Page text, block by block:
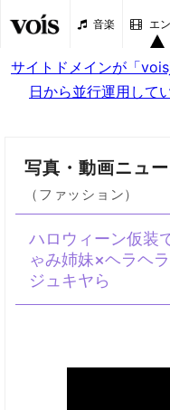
音楽 エ
サイトドメインが「
日から並行運用して
写真・動画ニュ
（ファッション）
ハロウィーン仮装
ゃみ姉妹×ヘラヘ
ジュキヤら